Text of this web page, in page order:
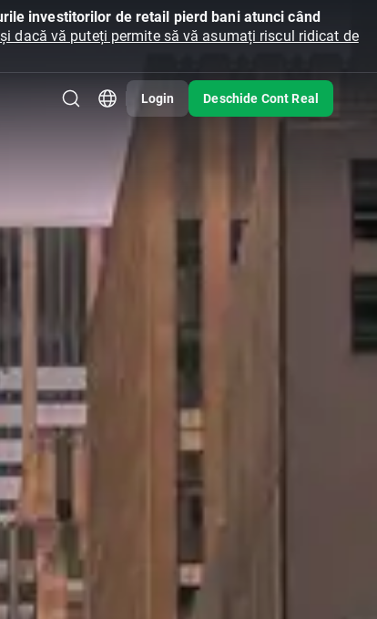
investitorilor de retail pierd bani atunci când
dacă vă puteți permite să vă asumați riscul ridicat de
Login Deschide Cont Real